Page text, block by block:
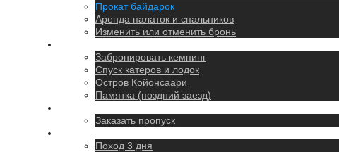
Прокат байдарок
Аренда палаток и спальников
Изменить или отменить бронь
Забронировать кемпинг
Спуск катеров и лодок
Остров Койонсаари
Памятка (поздний заезд)
Заказать пропуск
Поход 3 дня